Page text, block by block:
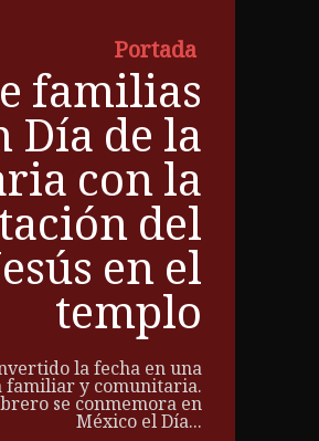
Portada
familias
Día de la
con la
del
en el
templo
la fecha en una
familiar y comunitaria.
se conmemora en
México el Día...